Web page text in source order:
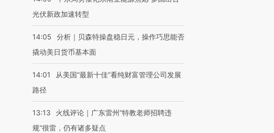
光伏新政加速转型
14:05
分析｜贝森特操盘稳日元，操作巧思能否
撬动美日货币基本面
14:01
从美国“最新十佳”看纯财富管理公司发展
路径
13:13
火线评论｜广东雷州“特教老师招聘违
规”很雷，仍有诸多疑点